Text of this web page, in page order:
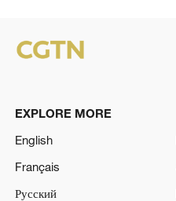
EXPLORE MORE
English
Français
Русский